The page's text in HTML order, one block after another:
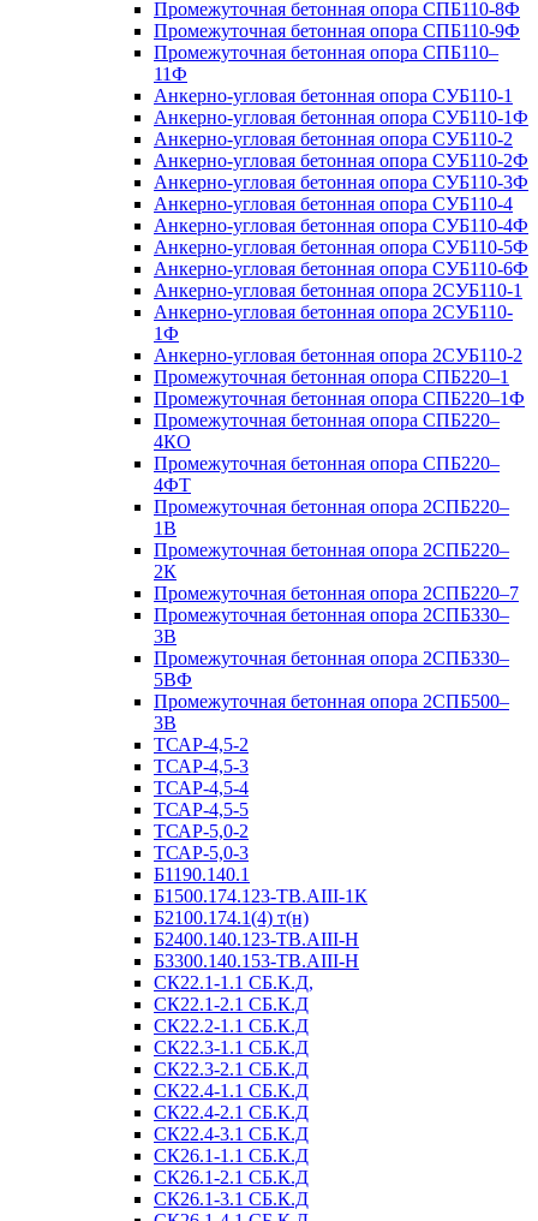
Промежуточная бетонная опора СПБ110-8Ф
Промежуточная бетонная опора СПБ110-9Ф
Промежуточная бетонная опора СПБ110–
11Ф
Анкерно-угловая бетонная опора СУБ110-1
Анкерно-угловая бетонная опора СУБ110-1Ф
Анкерно-угловая бетонная опора СУБ110-2
Анкерно-угловая бетонная опора СУБ110-2Ф
Анкерно-угловая бетонная опора СУБ110-3Ф
Анкерно-угловая бетонная опора СУБ110-4
Анкерно-угловая бетонная опора СУБ110-4Ф
Анкерно-угловая бетонная опора СУБ110-5Ф
Анкерно-угловая бетонная опора СУБ110-6Ф
Анкерно-угловая бетонная опора 2СУБ110-1
Анкерно-угловая бетонная опора 2СУБ110-
1Ф
Анкерно-угловая бетонная опора 2СУБ110-2
Промежуточная бетонная опора СПБ220–1
Промежуточная бетонная опора СПБ220–1Ф
Промежуточная бетонная опора СПБ220–
4КО
Промежуточная бетонная опора СПБ220–
4ФТ
Промежуточная бетонная опора 2СПБ220–
1В
Промежуточная бетонная опора 2СПБ220–
2К
Промежуточная бетонная опора 2СПБ220–7
Промежуточная бетонная опора 2СПБ330–
3В
Промежуточная бетонная опора 2СПБ330–
5ВФ
Промежуточная бетонная опора 2СПБ500–
3В
ТСАР-4,5-2
ТСАР-4,5-3
ТСАР-4,5-4
ТСАР-4,5-5
ТСАР-5,0-2
ТСАР-5,0-3
Б1190.140.1
Б1500.174.123-ТВ.АIII-1К
Б2100.174.1(4) т(н)
Б2400.140.123-ТВ.АIII-Н
Б3300.140.153-ТВ.АIII-Н
СК22.1-1.1 СБ.К.Д,
СК22.1-2.1 СБ.К.Д
СК22.2-1.1 СБ.К.Д
СК22.3-1.1 СБ.К.Д
СК22.3-2.1 СБ.К.Д
СК22.4-1.1 СБ.К.Д
СК22.4-2.1 СБ.К.Д
СК22.4-3.1 СБ.К.Д
СК26.1-1.1 СБ.К.Д
СК26.1-2.1 СБ.К.Д
СК26.1-3.1 СБ.К.Д